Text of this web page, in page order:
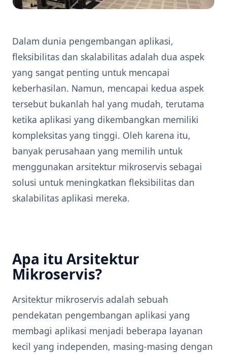
Dalam dunia pengembangan aplikasi,
fleksibilitas dan skalabilitas adalah dua aspek
yang sangat penting untuk mencapai
keberhasilan. Namun, mencapai kedua aspek
tersebut bukanlah hal yang mudah, terutama
ketika aplikasi yang dikembangkan memiliki
kompleksitas yang tinggi. Oleh karena itu,
banyak perusahaan yang memilih untuk
menggunakan arsitektur mikroservis sebagai
solusi untuk meningkatkan fleksibilitas dan
skalabilitas aplikasi mereka.
Apa itu Arsitektur
Mikroservis?
Arsitektur mikroservis adalah sebuah
pendekatan pengembangan aplikasi yang
membagi aplikasi menjadi beberapa layanan
kecil yang independen, masing-masing dengan